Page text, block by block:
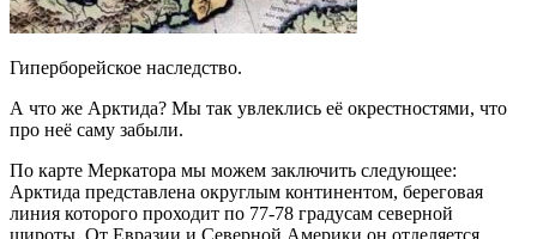
Гиперборейское наследство.
А что же Арктида? Мы так увлеклись её окрестностями, что
про неё саму забыли.
По карте Меркатора мы можем заключить следующее:
Арктида представлена округлым континентом, береговая
линия которого проходит по 77-78 градусам северной
широты. От Евразии и Северной Америки он отделяется